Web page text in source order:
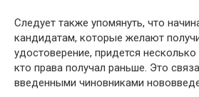
Следует также упомянуть, что
кандидатам, которые желают
удостоверение, придется
кто права получал раньше. Это
введенными чиновниками